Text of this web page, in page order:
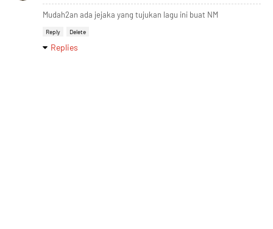
Mudah2an ada jejaka yang tujukan lagu ini buat NM
Reply Delete
Replies